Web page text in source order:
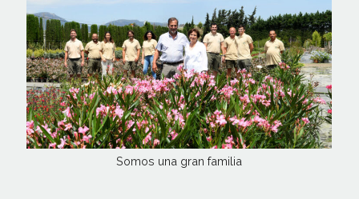
Somos una gran familia